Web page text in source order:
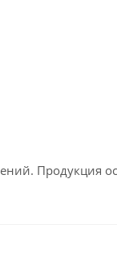
Продукция